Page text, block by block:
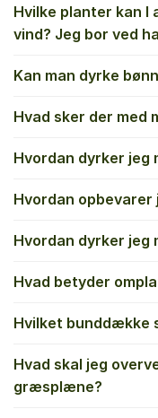
Hvilke planter kan I
vind? Jeg bor ved
Kan man dyrke
Hvad sker der med
Hvordan dyrker jeg
Hvordan opbevarer
Hvordan dyrker jeg
Hvad betyder
Hvilket bunddække
Hvad skal jeg
græsplæne?